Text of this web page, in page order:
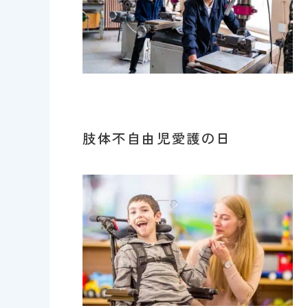
肢体不自由児愛護の日